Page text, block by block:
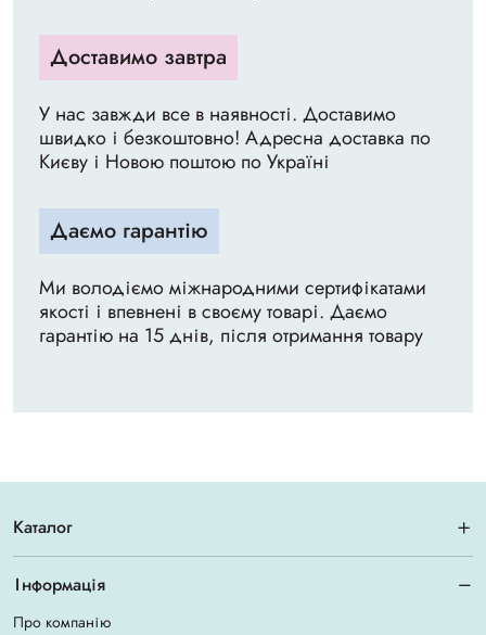
Доставимо завтра
У нас завжди все в наявності. Доставимо
швидко і безкоштовно! Адресна доставка по
Києву і Новою поштою по Україні
Даємо гарантію
Ми володіємо міжнародними сертифікатами
якості і впевнені в своєму товарі. Даємо
гарантію на 15 днів, після отримання товару
Каталог
Інформація
Про компанію